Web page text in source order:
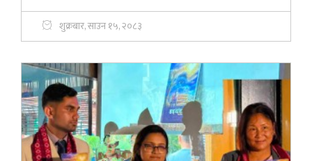
शुक्रबार, साउन १५, २०८३